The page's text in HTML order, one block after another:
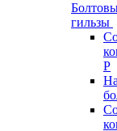
гильзы
Р